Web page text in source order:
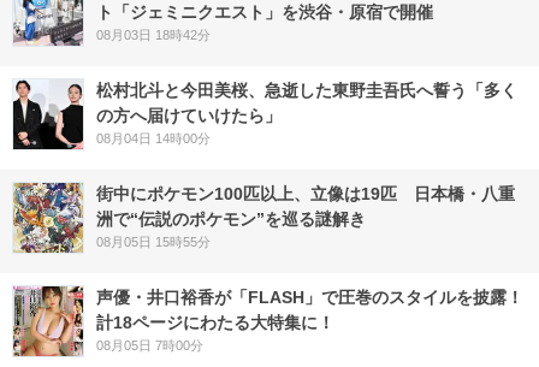
ト「ジェミニクエスト」を渋谷・原宿で開催
08月03日 18時42分
松村北斗と今田美桜、急逝した東野圭吾氏へ誓う「多く
の方へ届けていけたら」
08月04日 14時00分
街中にポケモン100匹以上、立像は19匹 日本橋・八重
洲で“伝説のポケモン”を巡る謎解き
08月05日 15時55分
声優・井口裕香が「FLASH」で圧巻のスタイルを披露！
計18ページにわたる大特集に！
08月05日 7時00分